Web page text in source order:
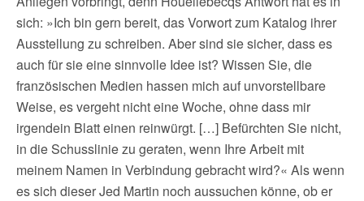
sich: »Ich bin gern bereit, das Vorwort zum Katalog ihrer
Ausstellung zu schreiben. Aber sind sie sicher, dass es
auch für sie eine sinnvolle Idee ist? Wissen Sie, die
französischen Medien hassen mich auf unvorstellbare
Weise, es vergeht nicht eine Woche, ohne dass mir
irgendein Blatt einen reinwürgt. […] Befürchten Sie nicht,
in die Schusslinie zu geraten, wenn Ihre Arbeit mit
meinem Namen in Verbindung gebracht wird?« Als wenn
es sich dieser Jed Martin noch aussuchen könne, ob er